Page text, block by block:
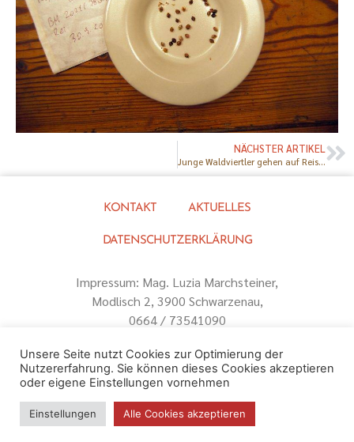
NÄCHSTER ARTIKEL
Junge Waldviertler gehen auf Reisen
KONTAKT AKTUELLES
DATENSCHUTZERKLÄRUNG
Impressum: Mag. Luzia Marchsteiner,
Modlisch 2, 3900 Schwarzenau,
0664 / 73541090
Unsere Seite nutzt Cookies zur Optimierung der
Nutzererfahrung. Sie können dieses Cookies akzeptieren
oder eigene Einstellungen vornehmen
Einstellungen Alle Cookies akzeptieren